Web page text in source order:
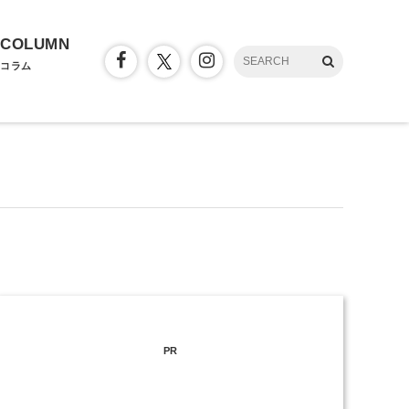
COLUMN
コラム
PR